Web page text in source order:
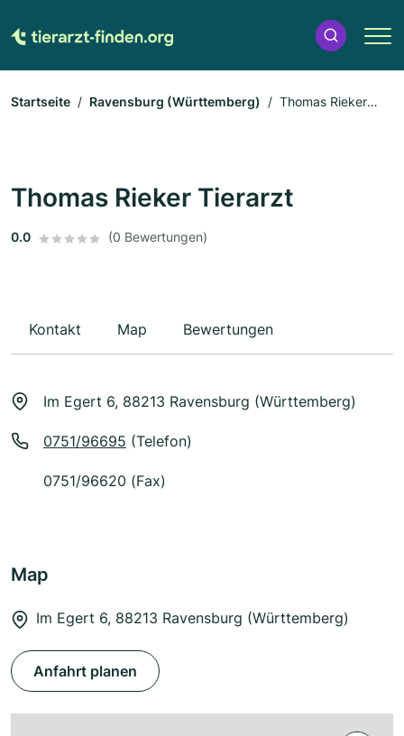
Startseite Ravensburg (Württemberg)
Thomas Rieker
Thomas Rieker Tierarzt
0.0 (0 Bewertungen)
Kontakt Map Bewertungen
Im Egert 6, 88213 Ravensburg (Württemberg)
0751/96695 (Telefon)
0751/96620 (Fax)
Map
Im Egert 6, 88213 Ravensburg (Württemberg)
Anfahrt planen